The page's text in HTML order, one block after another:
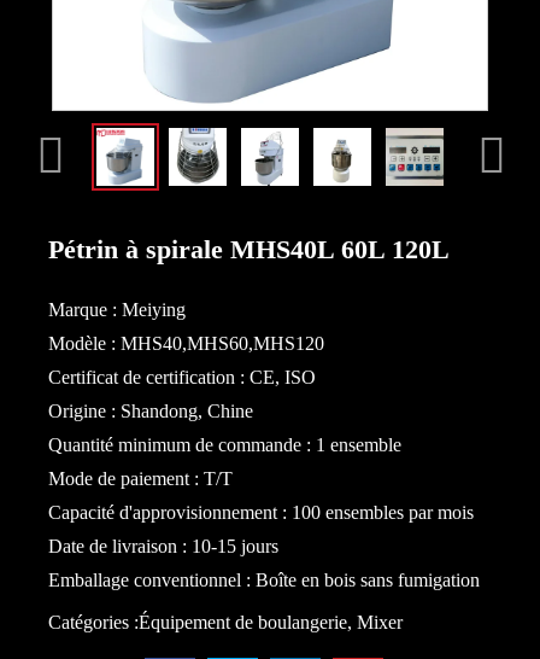
Pétrin à spirale MHS40L 60L 120L
Marque : Meiying
Modèle : MHS40,MHS60,MHS120
Certificat de certification : CE, ISO
Origine : Shandong, Chine
Quantité minimum de commande : 1 ensemble
Mode de paiement : T/T
Capacité d'approvisionnement : 100 ensembles par mois
Date de livraison : 10-15 jours
Emballage conventionnel : Boîte en bois sans fumigation
Catégories :Équipement de boulangerie, Mixer